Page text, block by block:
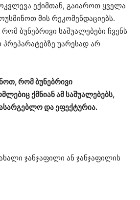
ექიმთან, გაიაროთ ყველა
მის რეკომენდაციებს.
ბუნებრივი საშუალებები ჩვენს
პრეპარატებზე უარესად არ
რომ ბუნებრივი
ქმნიან ამ საშუალებებს,
და ეფექტურია.
ჯანჯაფილი ან ჯანჯაფილის